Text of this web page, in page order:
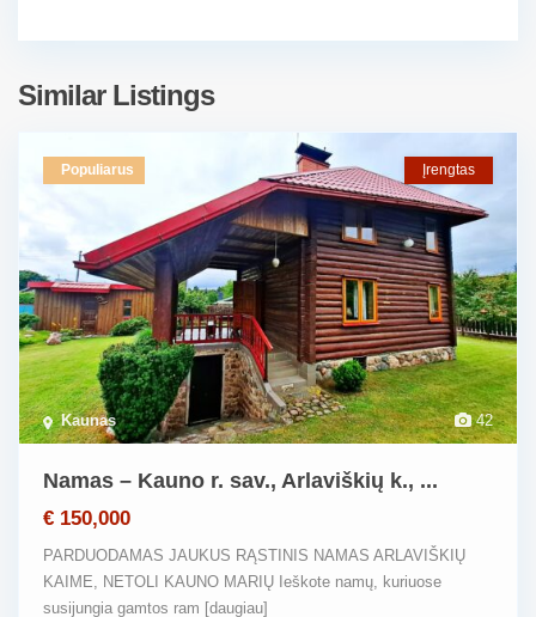
Similar Listings
42
Kaunas
Populiarus Įrengtas
Namas – Kauno r. sav., Arlaviškių k., ...
€ 150,000
PARDUODAMAS JAUKUS RĄSTINIS NAMAS ARLAVIŠKIŲ
KAIME, NETOLI KAUNO MARIŲ Ieškote namų, kuriuose
susijungia gamtos ram [daugiau]